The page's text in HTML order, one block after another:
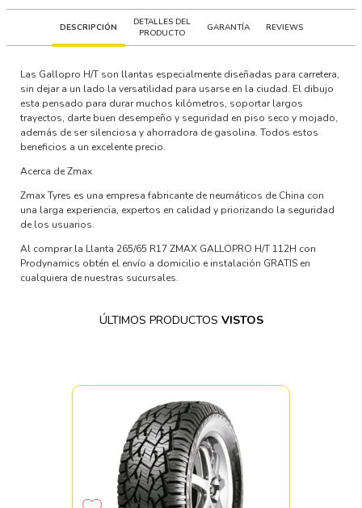
DESCRIPCIÓN
DETALLES DEL
PRODUCTO
GARANTÍA REVIEWS
Las Gallopro H/T son llantas especialmente diseñadas para carretera,
sin dejar a un lado la versatilidad para usarse en la ciudad. El dibujo
esta pensado para durar muchos kilómetros, soportar largos
trayectos, darte buen desempeño y seguridad en piso seco y mojado,
además de ser silenciosa y ahorradora de gasolina. Todos estos
beneficios a un excelente precio.
Acerca de Zmax
Zmax Tyres es una empresa fabricante de neumáticos de China con
una larga experiencia, expertos en calidad y priorizando la seguridad
de los usuarios.
Al comprar la Llanta 265/65 R17 ZMAX GALLOPRO H/T 112H con
Prodynamics obtén el envío a domicilio e instalación GRATIS en
cualquiera de nuestras sucursales.
ÚLTIMOS PRODUCTOS VISTOS